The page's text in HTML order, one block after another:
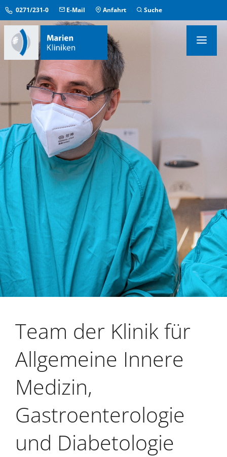
0271/231-0 E-Mail Anfahrt Suche
KLINIKEN & INSTITUTE
MEDIZINISCHE ZENTREN
ÜBERGREIFENDE EINRICHTUNGEN
PFLEGE & AUFENTHALT
KONTAKT & SERVICE
IM NOTFALL
Team der Klinik für
Allgemeine Innere
Medizin,
Gastroenterologie
und Diabetologie